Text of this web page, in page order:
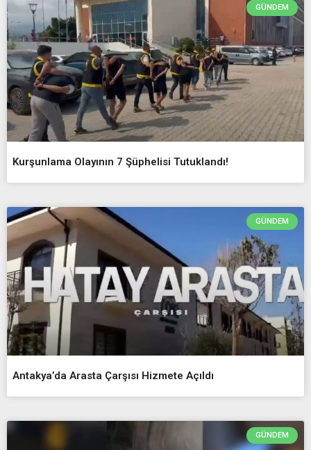
GÜNDEM
Kurşunlama Olayının 7 Şüphelisi Tutuklandı!
GÜNDEM
Antakya’da Arasta Çarşısı Hizmete Açıldı
GÜNDEM